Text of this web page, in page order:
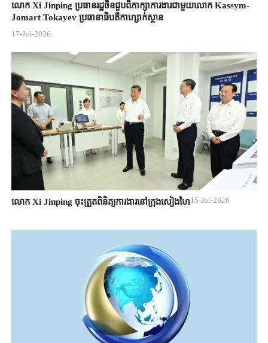
លោក Xi Jinping ប្រធានរដ្ឋចិន​ជួបពិភាក្សា​ការងារជាមួយ​លោក Kassym-
Jomart ​Tokayev ​ប្រធានាធិបតី​កាហ្សាក់ស្ថាន​
17-Jul-2026
លោក Xi Jinping ចុះត្រួតពិនិត្យការងារនៅក្រុងសៀងហៃ15-Jul-2026